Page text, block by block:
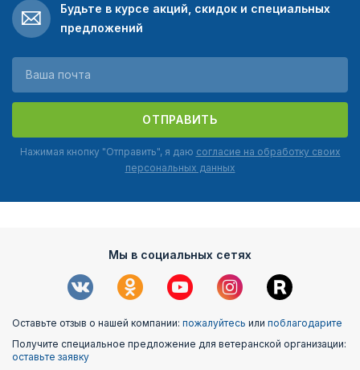
Будьте в курсе акций, скидок и специальных
предложений
ОТПРАВИТЬ
Нажимая кнопку "Отправить", я даю согласие на обработку своих
персональных данных
Мы в социальных сетях
Оставьте отзыв о нашей компании: пожалуйтесь или поблагодарите
Получите специальное предложение для ветеранской организации:
оставьте заявку